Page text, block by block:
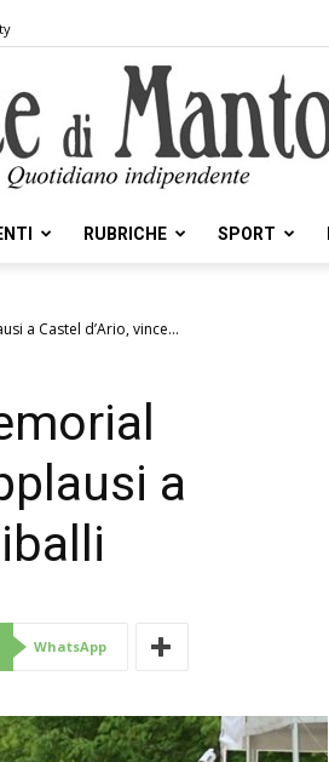
Voce
Mantova
RUBRICHE SPORT
a Castel d’Ario, vince...
a
WhatsApp